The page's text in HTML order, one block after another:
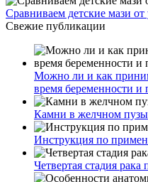
Сравниваем детские мази
Свежие публикации
Можно ли и как
время беременности и
Камни в желчном
Инструкция по
Четвертая стадия